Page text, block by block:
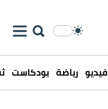
فيديو رياضة بودكاست